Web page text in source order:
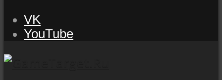
VK
YouTube